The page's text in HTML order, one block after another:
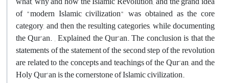
of ​​"modern Islamic civilization" was obtained as the core
category, and then the resulting categories, while documenting
the Qur'an. , Explained the Qur'an. The conclusion is that the
statements of the statement of the second step of the revolution
are related to the concepts and teachings of the Qur'an, and the
Holy Qur'an is the cornerstone of Islamic civilization.